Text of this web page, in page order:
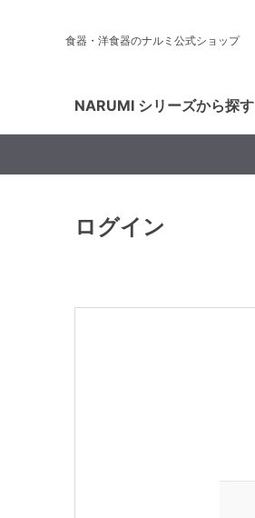
食器・洋食器のナルミ公式ショップ
NARUMI シリーズから探す
ログイン